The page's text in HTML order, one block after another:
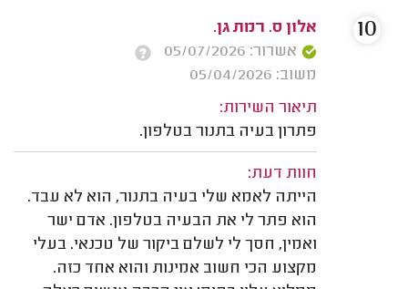
אלון ס. רמת גן.
אשרור: 05/07/2026
משוב: 05/04/2026
תיאור השירות:
פתרון בעיה בתנור בטלפון.
חוות דעת:
הייתה לאמא שלי בעיה בתנור, הוא לא עבד.
הוא פתר לי את הבעיה בטלפון. אדם ישר
ואמין, חסך לי לשלם ביקור של טכנאי. בעלי
מקצוע הכי חשוב אמינות והוא אחד כזה.
10